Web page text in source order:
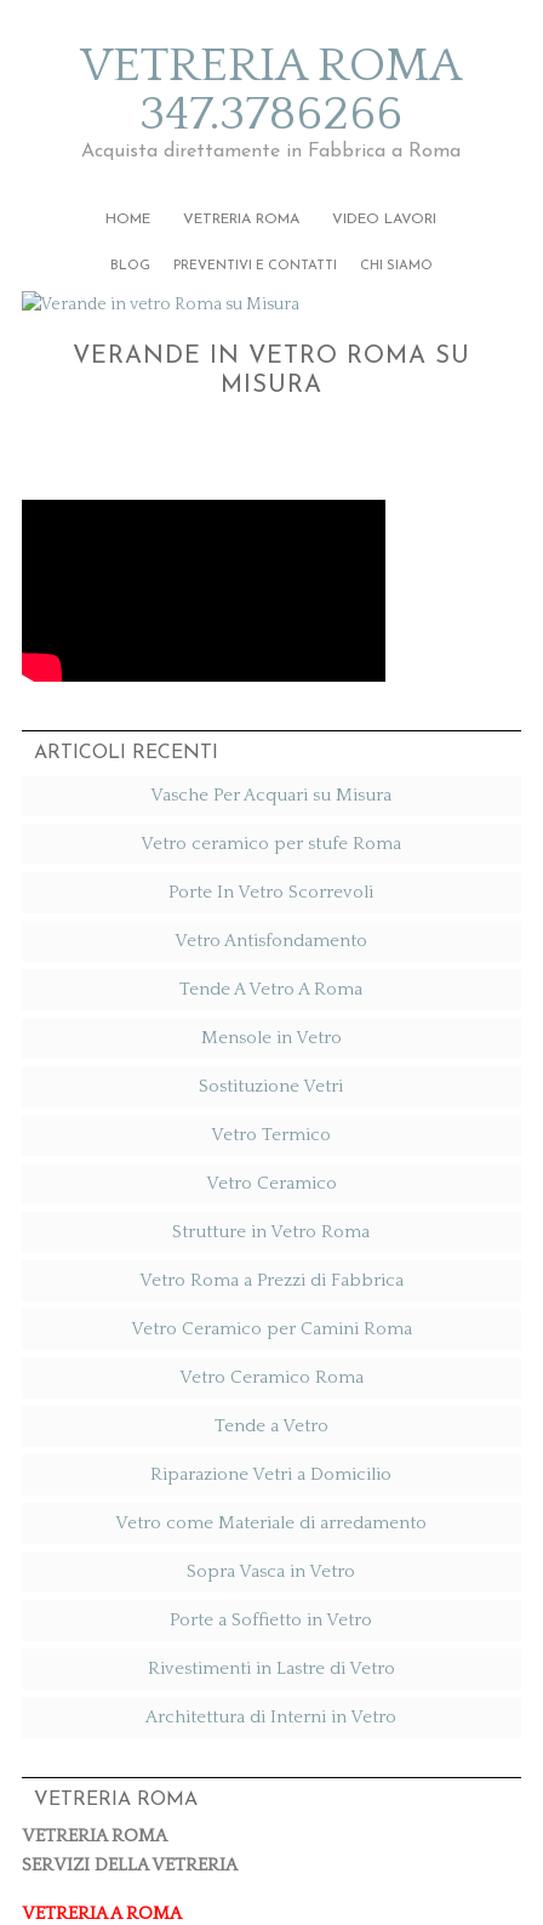
VETRERIA ROMA
347.3786266
Acquista direttamente in Fabbrica a Roma
HOME VETRERIA ROMA VIDEO LAVORI
BLOG PREVENTIVI E CONTATTI CHI SIAMO
VERANDE IN VETRO ROMA SU
MISURA
ARTICOLI RECENTI
Vasche Per Acquari su Misura
Vetro ceramico per stufe Roma
Porte In Vetro Scorrevoli
Vetro Antisfondamento
Tende A Vetro A Roma
Mensole in Vetro
Sostituzione Vetri
Vetro Termico
Vetro Ceramico
Strutture in Vetro Roma
Vetro Roma a Prezzi di Fabbrica
Vetro Ceramico per Camini Roma
Vetro Ceramico Roma
Tende a Vetro
Riparazione Vetri a Domicilio
Vetro come Materiale di arredamento
Sopra Vasca in Vetro
Porte a Soffietto in Vetro
Rivestimenti in Lastre di Vetro
Architettura di Interni in Vetro
VETRERIA ROMA
VETRERIA ROMA
SERVIZI DELLA VETRERIA
VETRERIA A ROMA